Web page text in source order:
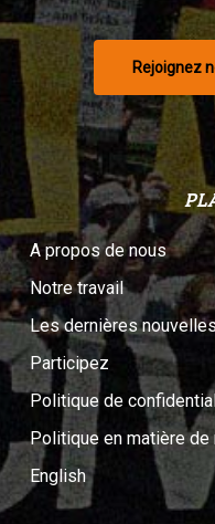
Rejoignez
A propos de nous
Notre travail
Les dernières
Participez
Politique de
Politique en matière
English